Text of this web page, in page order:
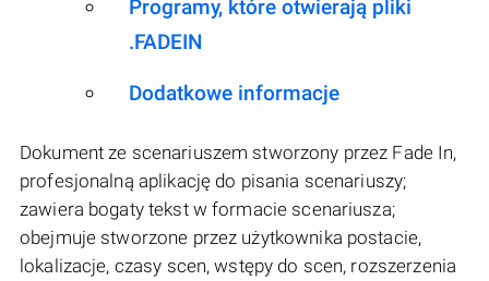
Programy, które otwierają pliki
.FADEIN
Dodatkowe informacje
Dokument ze scenariuszem stworzony przez Fade In,
profesjonalną aplikację do pisania scenariuszy;
zawiera bogaty tekst w formacie scenariusza;
obejmuje stworzone przez użytkownika postacie,
lokalizacje, czasy scen, wstępy do scen, rozszerzenia